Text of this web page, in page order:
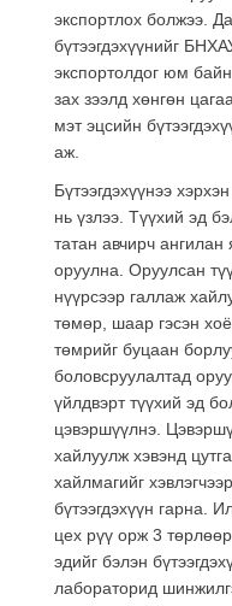
экспортлох болжээ.
бүтээгдэхүүнийг
экспортолдог юм
зах зээлд хөнгөн
мэт эцсийн
аж.
Бүтээгдэхүүнээ
нь үзлээ. Түүхий эд
татан авчирч
оруулна. Оруулсан
нүүрсээр галлаж
төмөр, шаар гэсэн
төмрийг буцаан
боловсруулалтад
үйлдвэрт түүхий эд
цэвэршүүлнэ.
хайлуулж хэвэнд
хайлмагийг
бүтээгдэхүүн гарна.
цех рүү орж 3 төрлөөр
эдийг бэлэн
лабораторид